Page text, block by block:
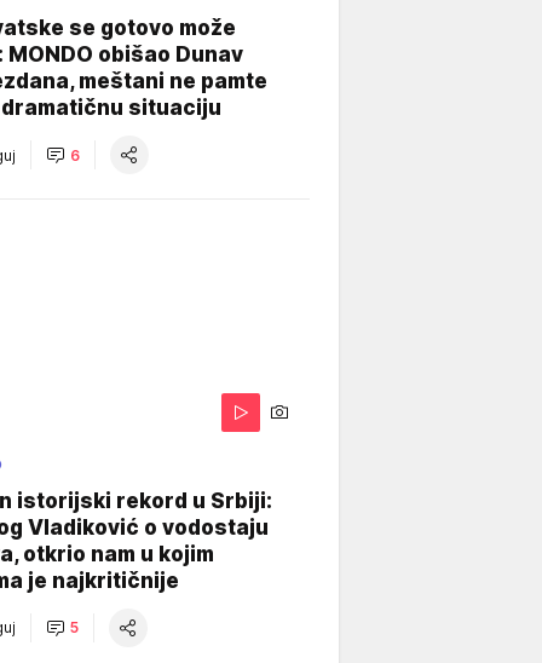
se gotovo može
MONDO obišao Dunav
meštani ne pamte
situaciju
6
istorijski rekord u Srbiji:
Vladiković o vodostaju
otkrio nam u kojim
je najkritičnije
5